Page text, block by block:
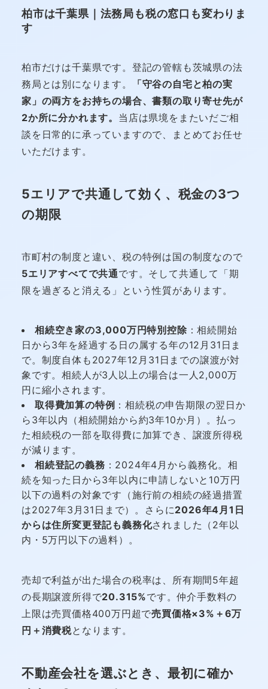
柏市は千葉県｜法務局も税の窓口も変わりま
す
柏市だけは千葉県です。登記の管轄も茨城県の法
務局とは別になります。
「守谷の自宅と柏の実
家」の両方をお持ちの場合、書類の取り寄せ先が
2か所に分かれます。 当店は県境をまたいだご相
談を日常的に承っていますので、まとめてお任せ
いただけます。
5エリアで共通して効く、税金の3つ
の期限
市町村の制度と違い、税の特例は国の制度なので
5エリアすべてで共通です。そして共通して「期
限を過ぎると消える」という性質があります。
相続空き家の3,000万円特別控除：相続開始
日から3年を経過する日の属する年の12月31日ま
で。制度自体も2027年12月31日までの譲渡が対
象です。相続人が3人以上の場合は一人2,000万
円に縮小されます。
取得費加算の特例 ：相続税の申告期限の翌日か
ら3年以内（相続開始から約3年10か月）。払っ
た相続税の一部を取得費に加算でき、譲渡所得税
が減ります。
相続登記の義務 ：2024年4月から義務化。相
続を知った日から3年以内に申請しないと10万円
以下の過料の対象です（施行前の相続の経過措置
は2027年3月31日まで）。さらに2026年4月1日
からは住所変更登記も義務化されました（2年以
内・5万円以下の過料）。
売却で利益が出た場合の税率は、所有期間5年超
の長期譲渡所得で20.315%です。仲介手数料の
上限は売買価格400万円超で売買価格×3%＋6万
円＋消費税となります。
不動産会社を選ぶとき、最初に確か